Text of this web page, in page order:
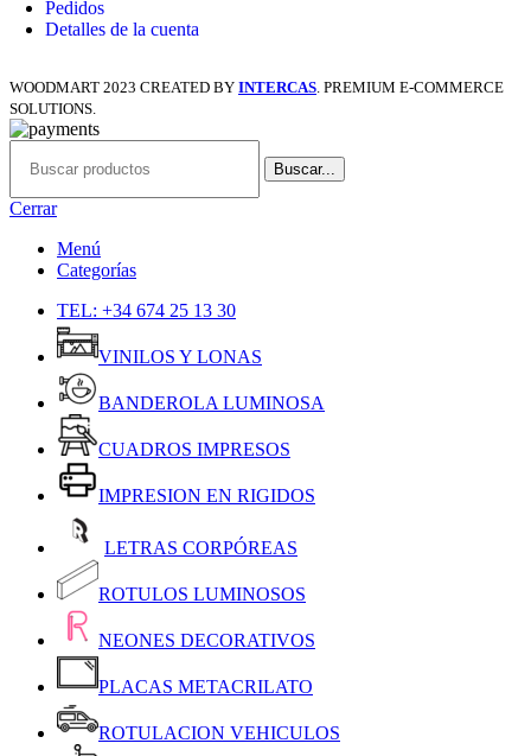
Pedidos
Detalles de la cuenta
WOODMART 2023 CREATED BY INTERCAS . PREMIUM E-COMMERCE
SOLUTIONS.
Buscar...
Cerrar
Menú
Categorías
TEL: +34 674 25 13 30
VINILOS Y LONAS
BANDEROLA LUMINOSA
CUADROS IMPRESOS
IMPRESION EN RIGIDOS
LETRAS CORPÓREAS
ROTULOS LUMINOSOS
NEONES DECORATIVOS
PLACAS METACRILATO
ROTULACION VEHICULOS